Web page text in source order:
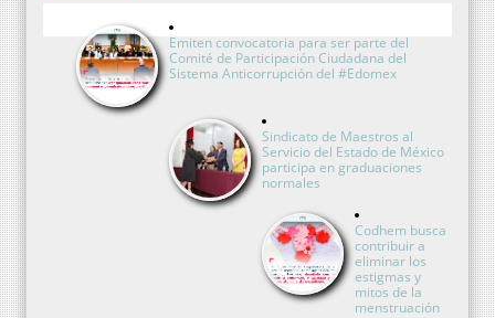
Emiten convocatoria para ser parte del
Comité de Participación Ciudadana del
Sistema Anticorrupción del #Edomex
Sindicato de Maestros al
Servicio del Estado de México
participa en graduaciones
normales
Codhem busca
contribuir a
eliminar los
estigmas y
mitos de la
menstruación